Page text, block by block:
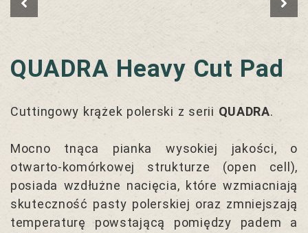
QUADRA Heavy Cut Pad
Cuttingowy krążek polerski z serii QUADRA.
Mocno tnąca pianka wysokiej jakości, o
otwarto-komórkowej strukturze (open cell),
posiada wzdłużne nacięcia, które wzmiacniają
skuteczność pasty polerskiej oraz zmniejszają
temperaturę powstającą pomiędzy padem a